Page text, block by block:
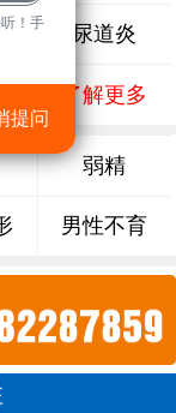
尿道炎
了解更多
弱精
男性不育
！手
提问